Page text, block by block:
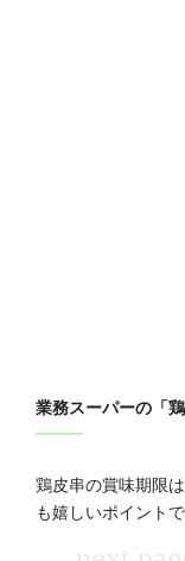
業務スーパーの「
鶏皮串の賞味期限
も嬉しいポイントで